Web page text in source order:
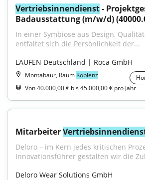
Vertriebsinnendienst -
Badausstattung (m/w/d)
In einer Symbiose aus Design,
entfaltet sich die Persönlichkeit der...
LAUFEN Deutschland | Roca GmbH
Montabaur, Raum Koblenz
Von 40.000,00 € bis 45.000,00 € pro Jahr
Mitarbeiter
Deloro – im Kern jedes kritischen
Innovationsführer gestalten wir die
Deloro Wear Solutions GmbH